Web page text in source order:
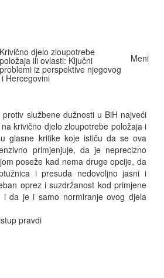
Meni
Krivično djelo zloupotrebe
položaja ili ovlasti: Ključni
problemi iz perspektive njegovog
Hercegovini
službene dužnosti u BiH najveći
krivično djelo zloupotrebe položaja i
glasne kritike koje ističu da se ova
primjenjuje, da je neprecizno
poseže kad nema druge opcije, da
i presuda nedovoljno jasni i
oprez i suzdržanost kod primjene
da je i samo normiranje ovog djela
pravdi